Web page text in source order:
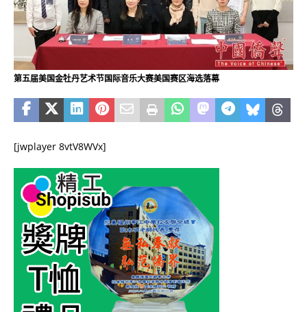
第五届美国金牡丹艺术节国际音乐大赛美国赛区海选落幕
[jwplayer 8vtV8WVx]